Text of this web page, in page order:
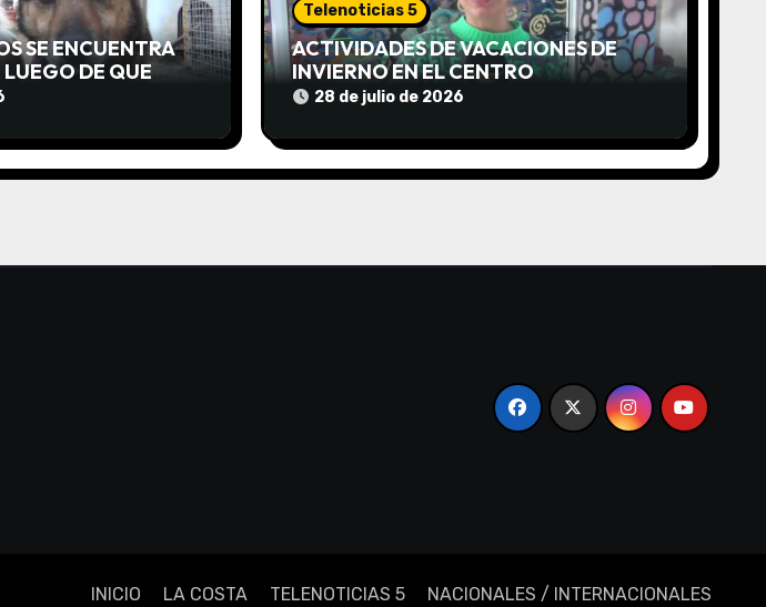
SE ENCUENTRA
DE QUE
SUMINISTRO SIN
Telenoticias 5
ACTIVIDADES DE VACACIONES DE
INVIERNO EN EL CENTRO
COMUNITARIO EL TALA
28 de julio de 2026
INICIO LA COSTA TELENOTICIAS 5 NACIONALES / INTERNACIONALES